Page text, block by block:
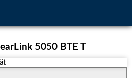
5050 BTE T